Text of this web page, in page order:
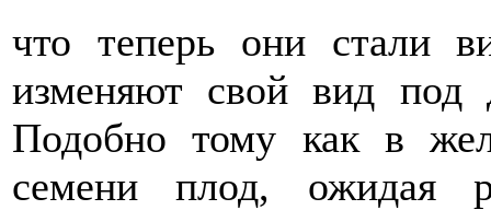
что теперь они стали
изменяют свой вид под
Подобно тому как в
семени плод, ожидая